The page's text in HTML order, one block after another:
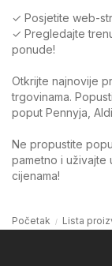
✓ Posjetite web-
✓ Pregledajte
ponude!
Otkrijte najnovije
trgovinama.
poput Pennyja,
Ne propustite
pametno i uživajte
cijenama!
Početak Lista